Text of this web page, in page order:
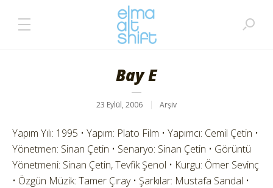
Bay E
23 Eylül, 2006 Arşiv
Yapım Yılı: 1995 • Yapım: Plato Film • Yapımcı: Cemil Çetin •
Yönetmen: Sinan Çetin • Senaryo: Sinan Çetin • Görüntü
Yönetmeni: Sinan Çetin, Tevfik Şenol • Kurgu: Ömer Sevinç
• Özgün Müzik: Tamer Çıray • Şarkılar: Mustafa Sandal •